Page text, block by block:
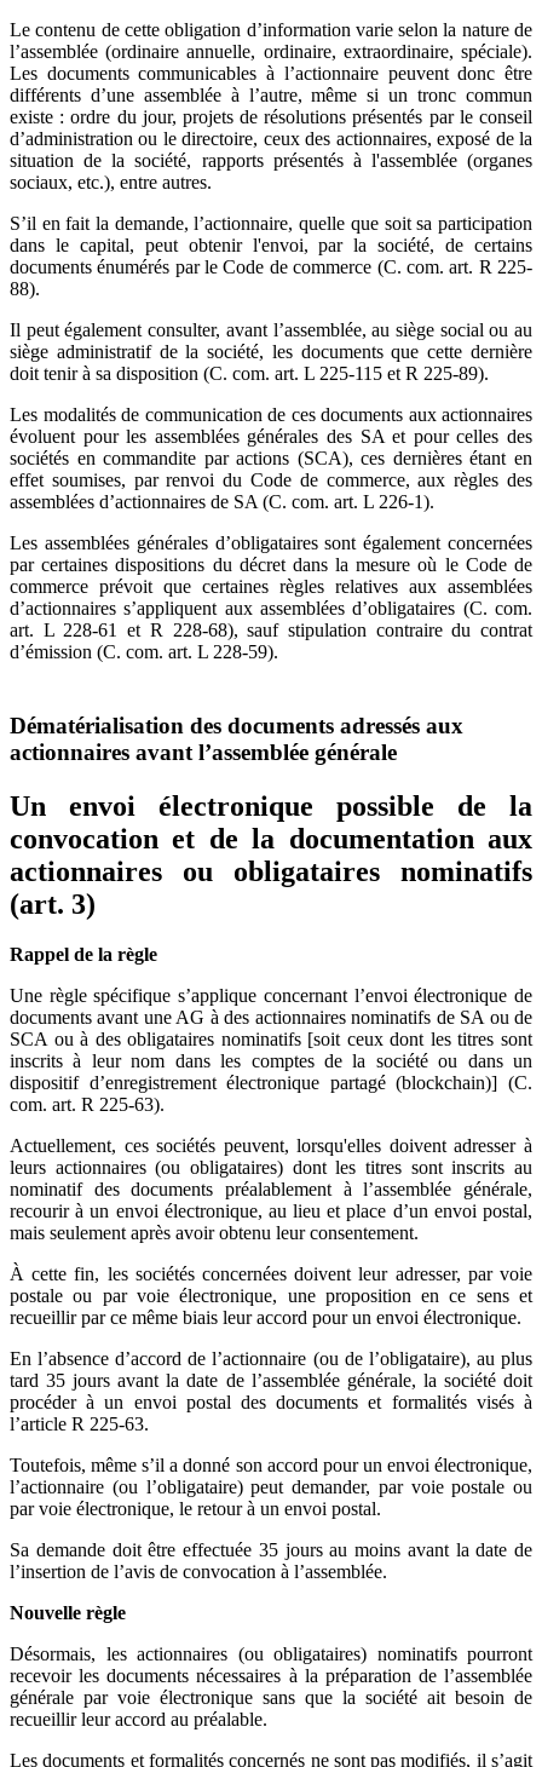
Le contenu de cette obligation d’information varie selon la nature de
l’assemblée (ordinaire annuelle, ordinaire, extraordinaire, spéciale).
Les documents communicables à l’actionnaire peuvent donc être
différents d’une assemblée à l’autre, même si un tronc commun
existe : ordre du jour, projets de résolutions présentés par le conseil
d’administration ou le directoire, ceux des actionnaires, exposé de la
situation de la société, rapports présentés à l'assemblée (organes
sociaux, etc.), entre autres.
S’il en fait la demande, l’actionnaire, quelle que soit sa participation
dans le capital, peut obtenir l'envoi, par la société, de certains
documents énumérés par le Code de commerce (C. com. art. R 225-
88).
Il peut également consulter, avant l’assemblée, au siège social ou au
siège administratif de la société, les documents que cette dernière
doit tenir à sa disposition (C. com. art. L 225-115 et R 225-89).
Les modalités de communication de ces documents aux actionnaires
évoluent pour les assemblées générales des SA et pour celles des
sociétés en commandite par actions (SCA), ces dernières étant en
effet soumises, par renvoi du Code de commerce, aux règles des
assemblées d’actionnaires de SA (C. com. art. L 226-1).
Les assemblées générales d’obligataires sont également concernées
par certaines dispositions du décret dans la mesure où le Code de
commerce prévoit que certaines règles relatives aux assemblées
d’action­naires s’appliquent aux assemblées d’obligataires (C. com.
art. L 228-61 et R 228-68), sauf stipulation contraire du contrat
d’émission (C. com. art. L 228-59).
Dématérialisation des documents adressés aux
actionnaires avant l’assemblée générale
Un envoi électronique possible de la
convocation et de la documentation aux
actionnaires ou obligataires nominatifs
(art. 3)
Rappel de la règle
Une règle spécifique s’applique concernant l’envoi électronique de
documents avant une AG à des actionnaires nominatifs de SA ou de
SCA ou à des obligataires nominatifs [soit ceux dont les titres sont
inscrits à leur nom dans les comptes de la société ou dans un
dispositif d’enregistrement électronique partagé (blockchain)] (C.
com. art. R 225-63).
Actuellement, ces sociétés peuvent, lorsqu'elles doivent adresser à
leurs actionnaires (ou obligataires) dont les titres sont inscrits au
nominatif des documents préalablement à l’assemblée générale,
recourir à un envoi électronique, au lieu et place d’un envoi postal,
mais seulement après avoir obtenu leur consentement.
À cette fin, les sociétés concernées doivent leur adresser, par voie
postale ou par voie électronique, une proposition en ce sens et
recueillir par ce même biais leur accord pour un envoi électronique.
En l’absence d’accord de l’actionnaire (ou de l’obliga­taire), au plus
tard 35 jours avant la date de l’assemblée générale, la société doit
procéder à un envoi postal des documents et formalités visés à
l’article R 225-63.
Toutefois, même s’il a donné son accord pour un envoi électronique,
l’actionnaire (ou l’obligataire) peut demander, par voie postale ou
par voie électronique, le retour à un envoi postal.
Sa demande doit être effectuée 35 jours au moins avant la date de
l’insertion de l’avis de convocation à l’assemblée.
Nouvelle règle
Désormais, les actionnaires (ou obligataires) nominatifs pourront
recevoir les documents néces­saires à la préparation de l’assemblée
générale par voie électronique sans que la société ait besoin de
recueillir leur accord au préalable.
Les documents et formalités concernés ne sont pas modifiés, il s’agit